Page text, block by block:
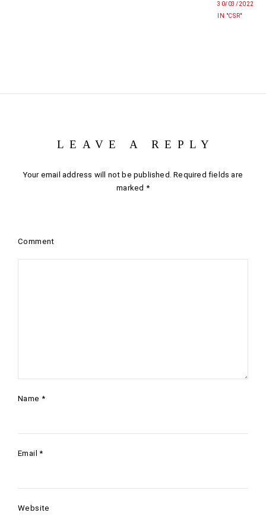
30/03/2022
IN "CSR"
LEAVE A REPLY
Your email address will not be published. Required fields are
marked *
Comment
Name *
Email*
Website